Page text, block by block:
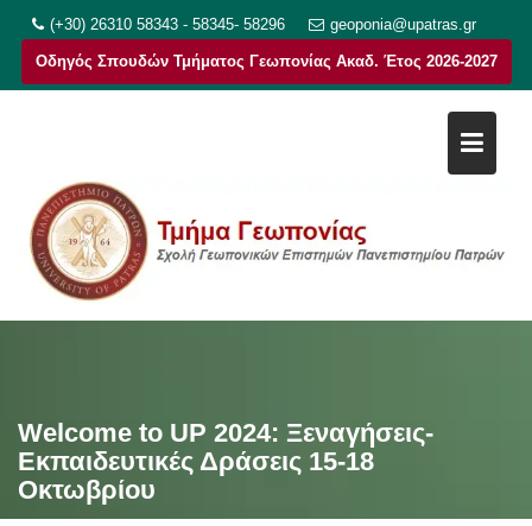
στο
περιεχόμενο
(+30) 26310 58343 - 58345- 58296 geoponia@upatras.gr
Οδηγός Σπουδών Τμήματος Γεωπονίας Ακαδ. Έτος 2026-2027
Welcome to UP 2024: Ξεναγήσεις-
Εκπαιδευτικές Δράσεις 15-18
Οκτωβρίου